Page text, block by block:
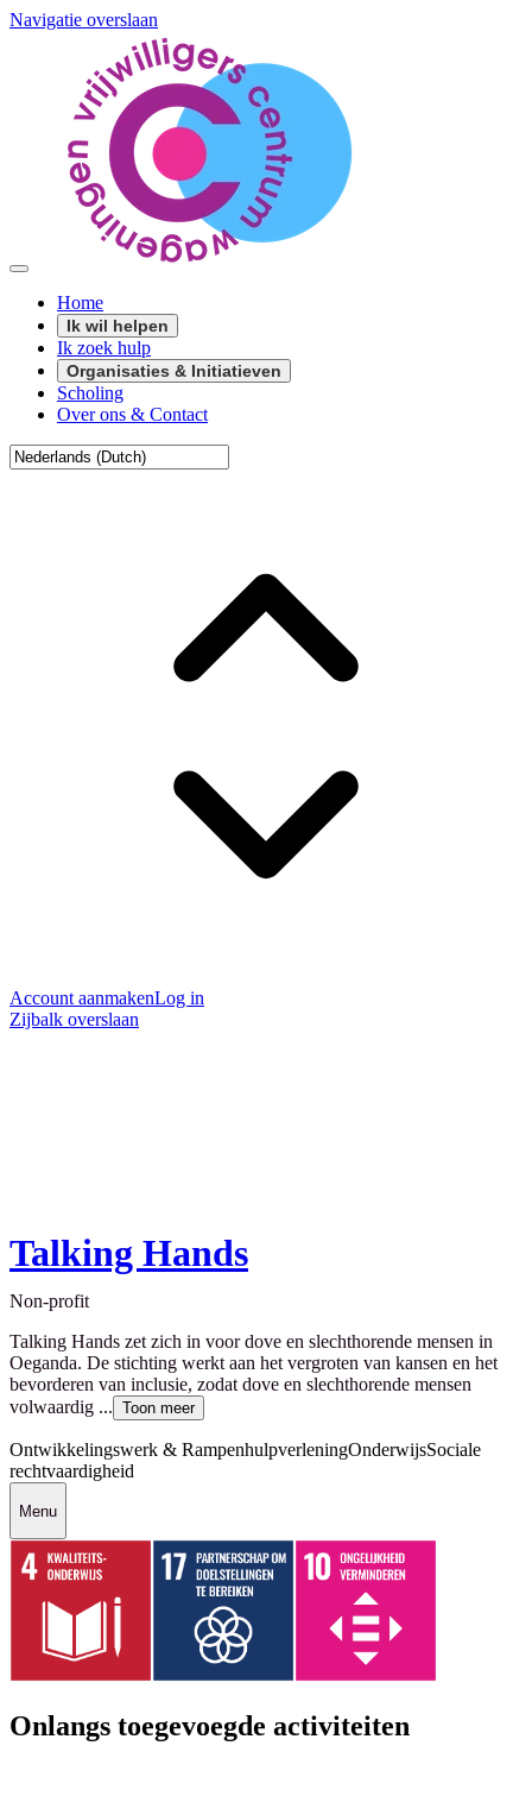
Navigatie overslaan
Home
Ik wil helpen
Ik zoek hulp
Organisaties & Initiatieven
Scholing
Over ons & Contact
Account aanmakenLog in
Zijbalk overslaan
Talking Hands
Non-profit
Talking Hands zet zich in voor dove en slechthorende mensen in
Oeganda. De stichting werkt aan het vergroten van kansen en het
bevorderen van inclusie, zodat dove en slechthorende mensen
volwaardig ... Toon meer
Ontwikkelingswerk & RampenhulpverleningOnderwijsSociale
rechtvaardigheid
Menu
Onlangs toegevoegde activiteiten